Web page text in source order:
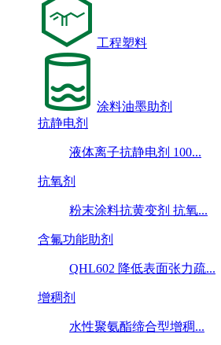
工程塑料
涂料油墨助剂
抗静电剂
液体离子抗静电剂 100...
抗氧剂
粉末涂料抗黄变剂 抗氧...
含氟功能助剂
QHL602 降低表面张力疏...
增稠剂
水性聚氨酯缔合型增稠...